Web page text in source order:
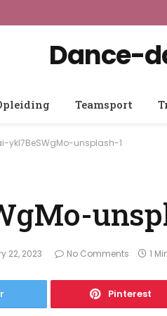
Dance-
Teamsport
ykI7BeSWgMo-unsplash-1
22, 2023 No Comments 1
Pinterest